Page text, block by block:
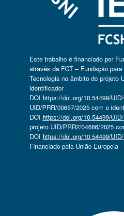
Este trabalho é financiado por
através da FCT – Fundação
Tecnologia no âmbito do projeto
identificador
DOI https://doi.org/10.54499/
UID/PRR/00657/2025 com o
DOI https://doi.org/10.54499/
projeto UID/PRR2/04666/2025
DOI https://doi.org/10.54499/
Financiado pela União Europeia